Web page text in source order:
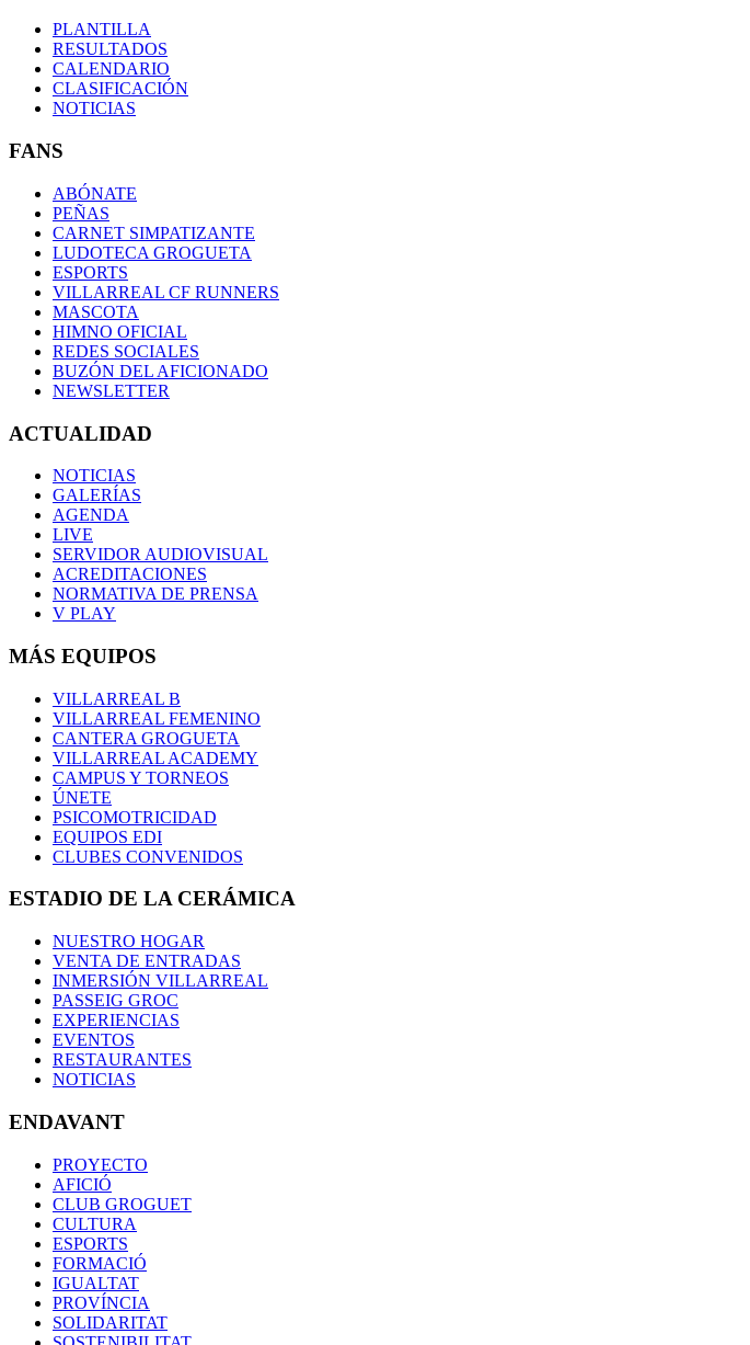
PLANTILLA
RESULTADOS
CALENDARIO
CLASIFICACIÓN
NOTICIAS
FANS
ABÓNATE
PEÑAS
CARNET SIMPATIZANTE
LUDOTECA GROGUETA
ESPORTS
VILLARREAL CF RUNNERS
MASCOTA
HIMNO OFICIAL
REDES SOCIALES
BUZÓN DEL AFICIONADO
NEWSLETTER
ACTUALIDAD
NOTICIAS
GALERÍAS
AGENDA
LIVE
SERVIDOR AUDIOVISUAL
ACREDITACIONES
NORMATIVA DE PRENSA
V PLAY
MÁS EQUIPOS
VILLARREAL B
VILLARREAL FEMENINO
CANTERA GROGUETA
VILLARREAL ACADEMY
CAMPUS Y TORNEOS
ÚNETE
PSICOMOTRICIDAD
EQUIPOS EDI
CLUBES CONVENIDOS
ESTADIO DE LA CERÁMICA
NUESTRO HOGAR
VENTA DE ENTRADAS
INMERSIÓN VILLARREAL
PASSEIG GROC
EXPERIENCIAS
EVENTOS
RESTAURANTES
NOTICIAS
ENDAVANT
PROYECTO
AFICIÓ
CLUB GROGUET
CULTURA
ESPORTS
FORMACIÓ
IGUALTAT
PROVÍNCIA
SOLIDARITAT